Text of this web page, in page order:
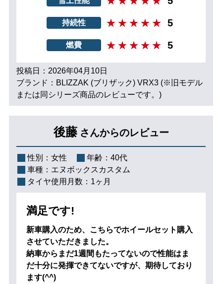
持続性 5
燃費 5
投稿日：2026年04月10日
ブランド：BLIZZAK (ブリザック) VRX3 (※旧モデル
または同シリーズ商品のレビューです。)
後藤 さんからのレビュー
性別： 女性 年齢： 40代
車種： エヌボックスカスタム
タイヤ使用月数： 1ヶ月
満足です!
新車購入のため、こちらでホイールセット購入
させていただきました。
納車からまだ1週間もたってないので性能はま
だ十分に発揮できてないですが、期待しており
ます(^^)